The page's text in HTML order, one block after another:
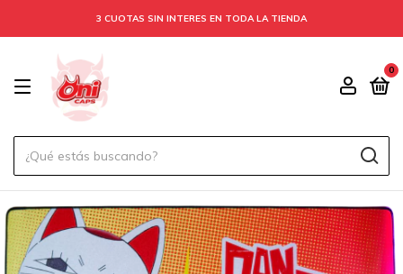
3 CUOTAS SIN INTERES EN TODA LA TIENDA
0